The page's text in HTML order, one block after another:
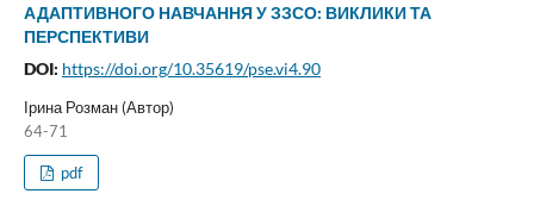
АДАПТИВНОГО НАВЧАННЯ У ЗЗСО: ВИКЛИКИ ТА
ПЕРСПЕКТИВИ
DOI: https://doi.org/10.35619/pse.vi4.90
Ірина Розман (Автор)
64-71
pdf